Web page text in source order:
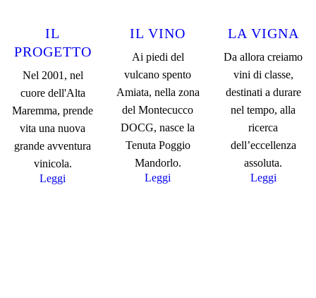
IL
PROGETTO
Nel 2001, nel
cuore dell'Alta
Maremma, prende
vita una nuova
grande avventura
vinicola.
Leggi
IL VINO
Ai piedi del
vulcano spento
Amiata, nella zona
del Montecucco
DOCG, nasce la
Tenuta Poggio
Mandorlo.
Leggi
LA VIGNA
Da allora creiamo
vini di classe,
destinati a durare
nel tempo, alla
ricerca
dell’eccellenza
assoluta.
Leggi